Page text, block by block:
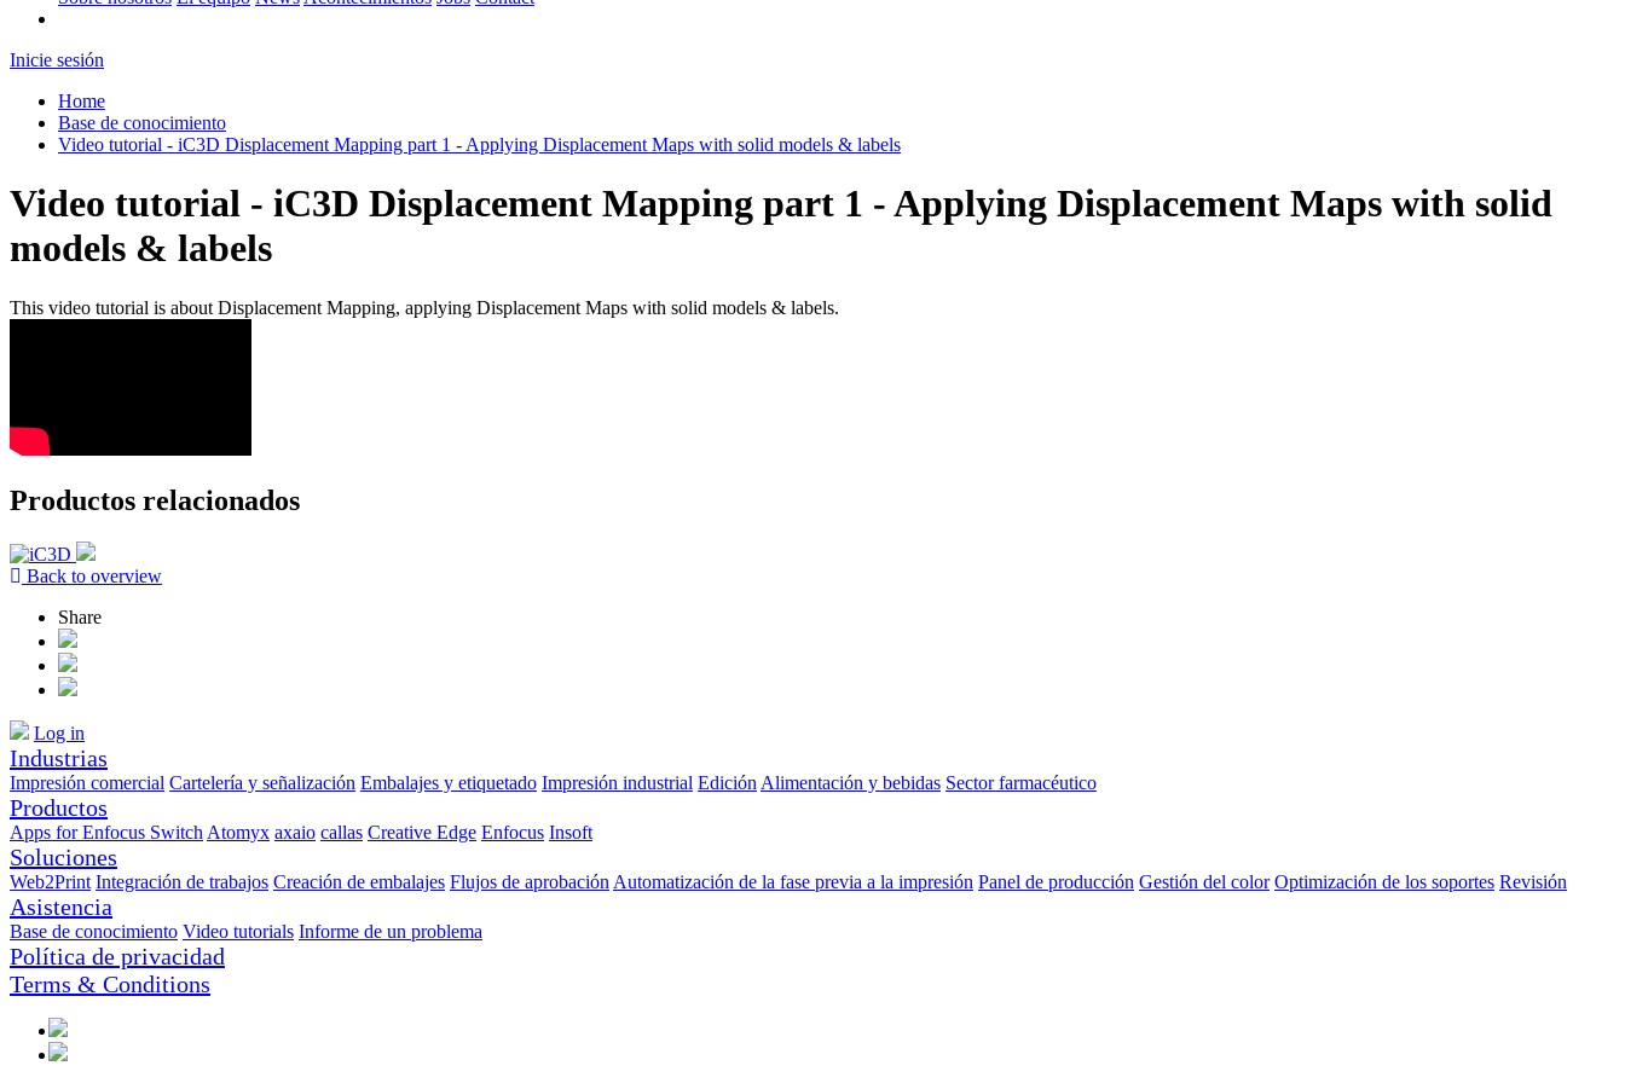
Inicie sesión
Home
Base de conocimiento
Video tutorial - iC3D Displacement Mapping part 1 - Applying Displacement Maps with solid models & labels
Video tutorial - iC3D Displacement Mapping part 1 - Applying Displacement Maps with solid
models & labels
This video tutorial is about Displacement Mapping, applying Displacement Maps with solid models & labels.
Productos relacionados
Back to overview
Share
Log in
Industrias
Impresión comercial Cartelería y señalización Embalajes y etiquetado Impresión industrial Edición Alimentación y bebidas Sector farmacéutico
Productos
Apps for Enfocus Switch Atomyx axaio callas Creative Edge Enfocus Insoft
Soluciones
Web2Print Integración de trabajos Creación de embalajes Flujos de aprobación Automatización de la fase previa a la impresión Panel de producción Gestión del color Optimización de los soportes Revisión
Asistencia
Base de conocimiento Video tutorials Informe de un problema
Política de privacidad
Terms & Conditions